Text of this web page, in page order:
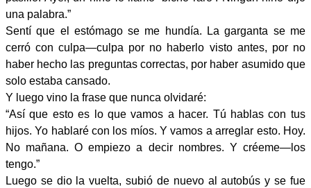
una palabra.”
Sentí que el estómago se me hundía. La garganta se me
cerró con culpa—culpa por no haberlo visto antes, por no
haber hecho las preguntas correctas, por haber asumido que
solo estaba cansado.
Y luego vino la frase que nunca olvidaré:
“Así que esto es lo que vamos a hacer. Tú hablas con tus
hijos. Yo hablaré con los míos. Y vamos a arreglar esto. Hoy.
No mañana. O empiezo a decir nombres. Y créeme—los
tengo.”
Luego se dio la vuelta, subió de nuevo al autobús y se fue